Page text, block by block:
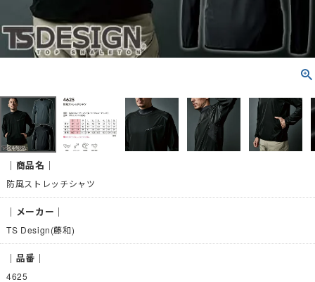
｜商品名｜
防風ストレッチシャツ
｜メーカー｜
TS Design(藤和)
｜品番｜
4625